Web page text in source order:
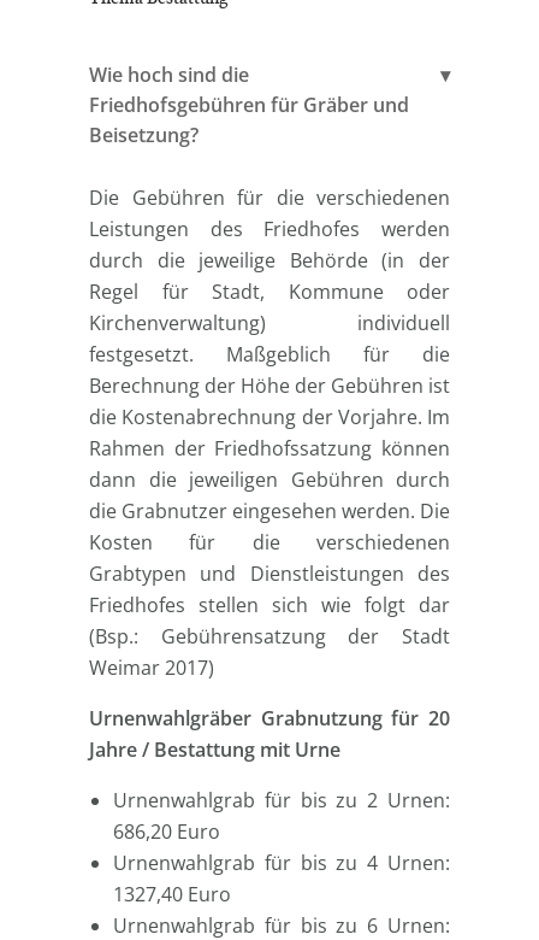
Wie hoch sind die
Friedhofsgebühren für Gräber und
Beisetzung?
Die Gebühren für die verschiedenen
Leistungen des Friedhofes werden
durch die jeweilige Behörde (in der
Regel für Stadt, Kommune oder
Kirchenverwaltung) individuell
festgesetzt. Maßgeblich für die
Berechnung der Höhe der Gebühren ist
die Kostenabrechnung der Vorjahre. Im
Rahmen der Friedhofssatzung können
dann die jeweiligen Gebühren durch
die Grabnutzer eingesehen werden. Die
Kosten für die verschiedenen
Grabtypen und Dienstleistungen des
Friedhofes stellen sich wie folgt dar
(Bsp.: Gebührensatzung der Stadt
Weimar 2017)
Urnenwahlgräber Grabnutzung für 20
Jahre / Bestattung mit Urne
Urnenwahlgrab für bis zu 2 Urnen:
686,20 Euro
Urnenwahlgrab für bis zu 4 Urnen:
1327,40 Euro
Urnenwahlgrab für bis zu 6 Urnen: